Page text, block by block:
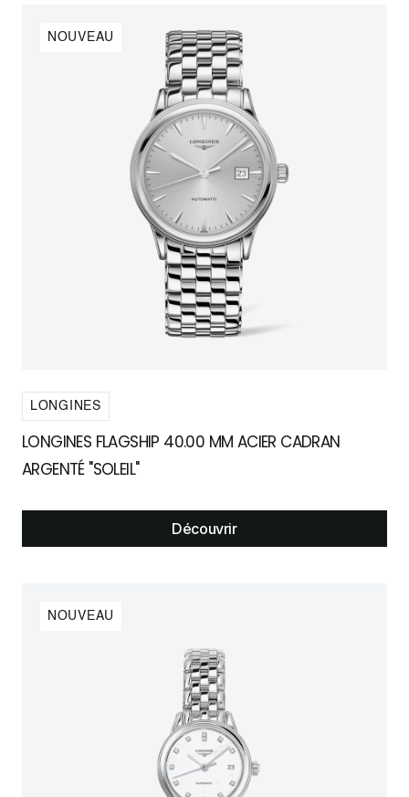
LONGINES
LONGINES FLAGSHIP 40.00 MM ACIER CADRAN
ARGENTÉ "SOLEIL"
Découvrir
NOUVEAU
NOUVEAU